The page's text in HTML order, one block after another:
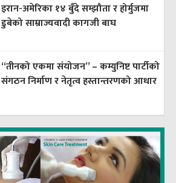
इरान-अमेरिका १४ बुँदे सम्झौता र होर्मुजमा
डुबेको साम्राज्यवादी कागजी बाघ
“तीनको एकमा संयोजन” – कम्युनिष्ट पार्टीको
संगठन निर्माण र नेतृत्व हस्तान्तरणको आधार